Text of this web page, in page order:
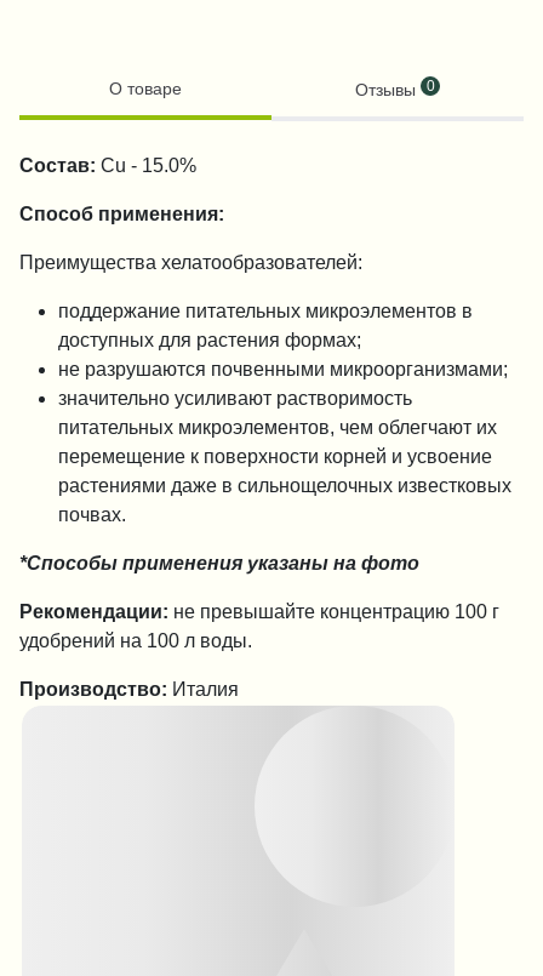
О товаре Отзывы 0
Состав: Cu - 15.0%
Способ применения:
Преимущества хелатообразователей:
поддержание питательных микроэлементов в
доступных для растения формах;
не разрушаются почвенными микроорганизмами;
значительно усиливают растворимость
питательных микроэлементов, чем облегчают их
перемещение к поверхности корней и усвоение
растениями даже в сильнощелочных известковых
почвах.
*Способы применения указаны на фото
Рекомендации: не превышайте концентрацию 100 г
удобрений на 100 л воды.
Производство: Италия